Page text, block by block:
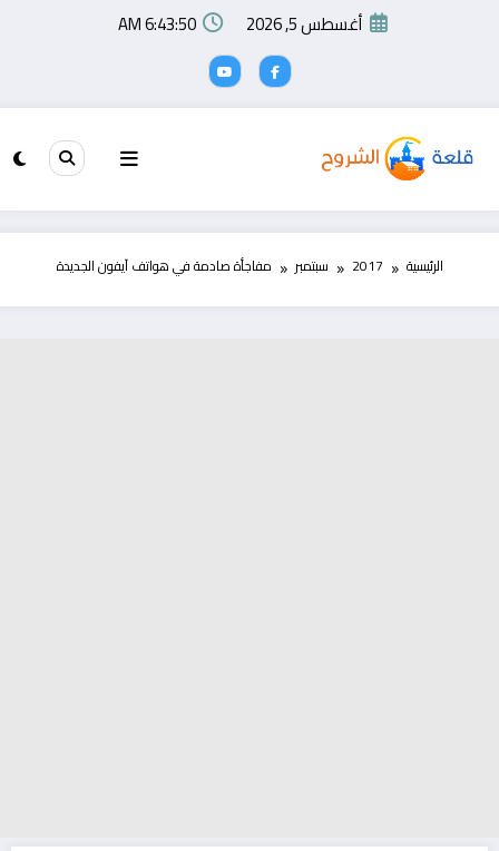
أغسطس 5, 2026 6:43:51 AM
الرئيسية 2017 سبتمبر مفاجأة صادمة في هواتف آيفون الجديدة